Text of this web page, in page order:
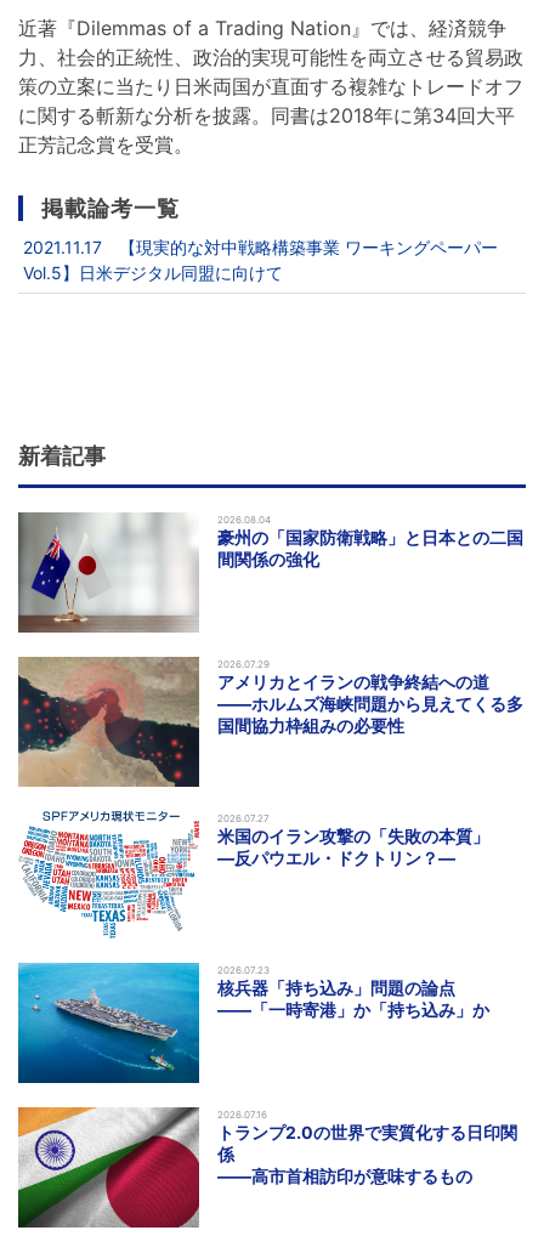
近著『Dilemmas of a Trading Nation』では、経済競争
力、社会的正統性、政治的実現可能性を両立させる貿易政
策の立案に当たり日米両国が直面する複雑なトレードオフ
に関する斬新な分析を披露。同書は2018年に第34回大平
正芳記念賞を受賞。
掲載論考一覧
2021.11.17 【現実的な対中戦略構築事業 ワーキングペーパー
Vol.5】日米デジタル同盟に向けて
新着記事
2026.08.04
豪州の「国家防衛戦略」と日本との二国
間関係の強化
2026.07.29
アメリカとイランの戦争終結への道
――ホルムズ海峡問題から見えてくる多
国間協力枠組みの必要性
2026.07.27
米国のイラン攻撃の「失敗の本質」
―反パウエル・ドクトリン？―
2026.07.23
核兵器「持ち込み」問題の論点
――「一時寄港」か「持ち込み」か
2026.07.16
トランプ2.0の世界で実質化する日印関
係
――高市首相訪印が意味するもの